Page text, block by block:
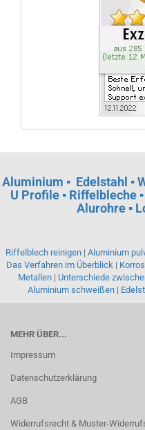
Aluminium ▪ Edelstahl ▪
U Profile ▪ Riffelbleche
Alurohre ▪
Riffelblech reinigen| Aluminium
Das Verfahren im Überblick|
Metallen | Unterschiede
Aluminium schweißen|
MEHR ÜBER...
Impressum
Datenschutzerklärung
AGB
Widerrufsrecht & Muster-